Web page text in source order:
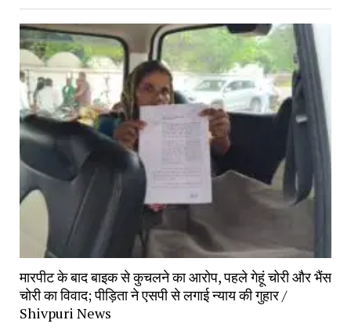
मारपीट के बाद बाइक से कुचलने का आरोप, पहले गेहूं चोरी और भैंस
चोरी का विवाद; पीड़िता ने एसपी से लगाई न्याय की गुहार /
Shivpuri News